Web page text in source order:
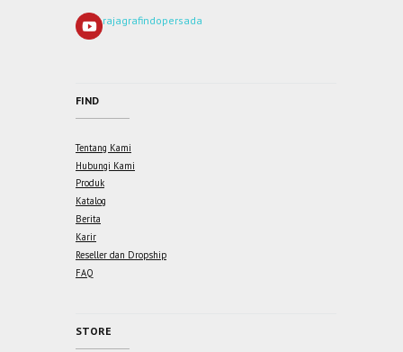
rajagrafindopersada
FIND
Tentang Kami
Hubungi Kami
Produk
Katalog
Berita
Karir
Reseller dan Dropship
FAQ
STORE